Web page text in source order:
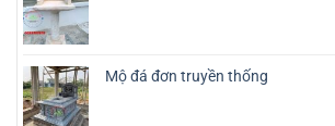
Mộ đá đơn truyền thống